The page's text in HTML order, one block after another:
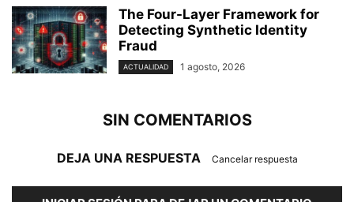
The Four-Layer Framework for
Detecting Synthetic Identity
Fraud
ACTUALIDAD 1 agosto, 2026
SIN COMENTARIOS
DEJA UNA RESPUESTA Cancelar respuesta